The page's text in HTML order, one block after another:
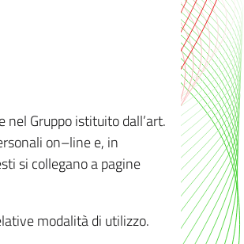
Gruppo istituito dall’art.
on–line e, in
si collegano a pagine
modalità di utilizzo.